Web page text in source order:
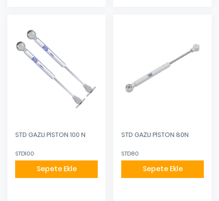
STD GAZLI PİSTON 100 N
STD100
Sepete Ekle
STD GAZLI PİSTON 80N
STD80
Sepete Ekle